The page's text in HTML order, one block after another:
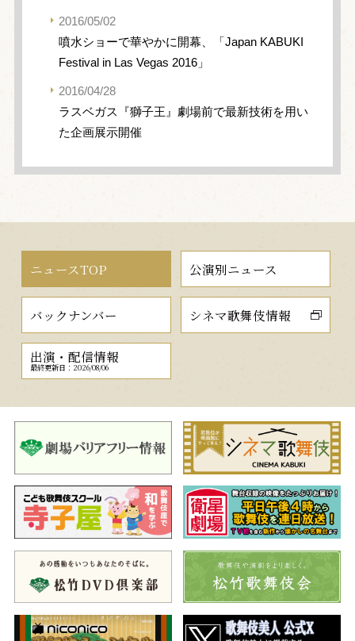
2016/05/02
噴水ショーで華やかに開幕、「Japan KABUKI
Festival in Las Vegas 2016」
2016/04/28
ラスベガス『獅子王』劇場前で最新技術を用い
た企画展示開催
ニュースTOP 公演別ニュース
バックナンバー シネマ歌舞伎情報
出演・配信情報
最終更新日：2026/08/06